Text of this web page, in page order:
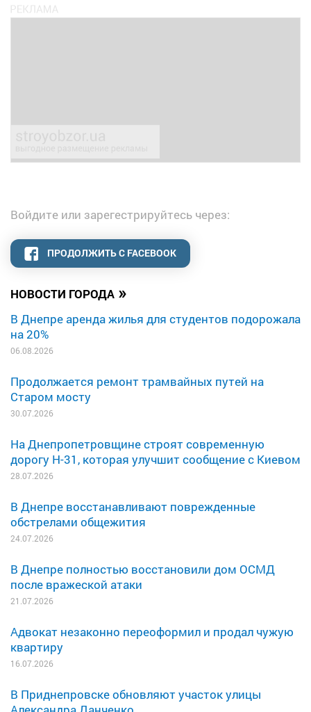
НОВОСТИ ГОРОДА »
В Днепре аренда жилья для студентов подорожала
на 20%
06.08.2026
Продолжается ремонт трамвайных путей на
Старом мосту
30.07.2026
На Днепропетровщине строят современную
дорогу Н-31, которая улучшит сообщение с Киевом
28.07.2026
В Днепре восстанавливают поврежденные
обстрелами общежития
24.07.2026
В Днепре полностью восстановили дом ОСМД
после вражеской атаки
21.07.2026
Адвокат незаконно переоформил и продал чужую
квартиру
16.07.2026
В Приднепровске обновляют участок улицы
Войдите или зарегестрируйтесь через:
ПРОДОЛЖИТЬ С FACEBOOK